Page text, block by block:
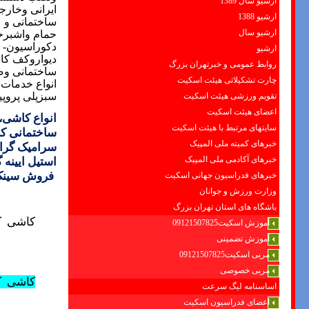
ارشیو 1388
ارشیو سال
ارشیو
روابط عمومی و خبرتهران بزرگ
چارت تشکیلاتی هیئت اسکیت
تقویم ورزشی هیئت اسکیت
اعضای هیئت اسکیت
سایتهای مرتبط با هیئت اسکیت
خبرهای کمیته ملی المپیک
خبرهای آکادمی ملی المپیک
خبرهای فدراسیون جهانی اسکیت
وزارت ورزش و جوانان
باشگاه های استان تهران بزرگ
آموزش اسکیت09121507825
آموزش تضمینی
مربی اسکیت09121507825
مربی خصوصی
اساسنامه لیگ سرعت
اعضای فدراسیون اسکیت
ایرانی
ساختمانی و
حمام
دیواروکف
ساختمانی
انواع
سبزپلی پروپیلن،لوله های 7لایه وچند
انواع
ساختمانی
سرامیک
استیل
فروش
کاشی
کاشی